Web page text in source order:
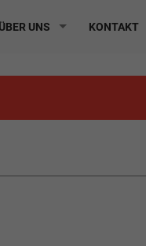
ÜBER UNS KONTAKT